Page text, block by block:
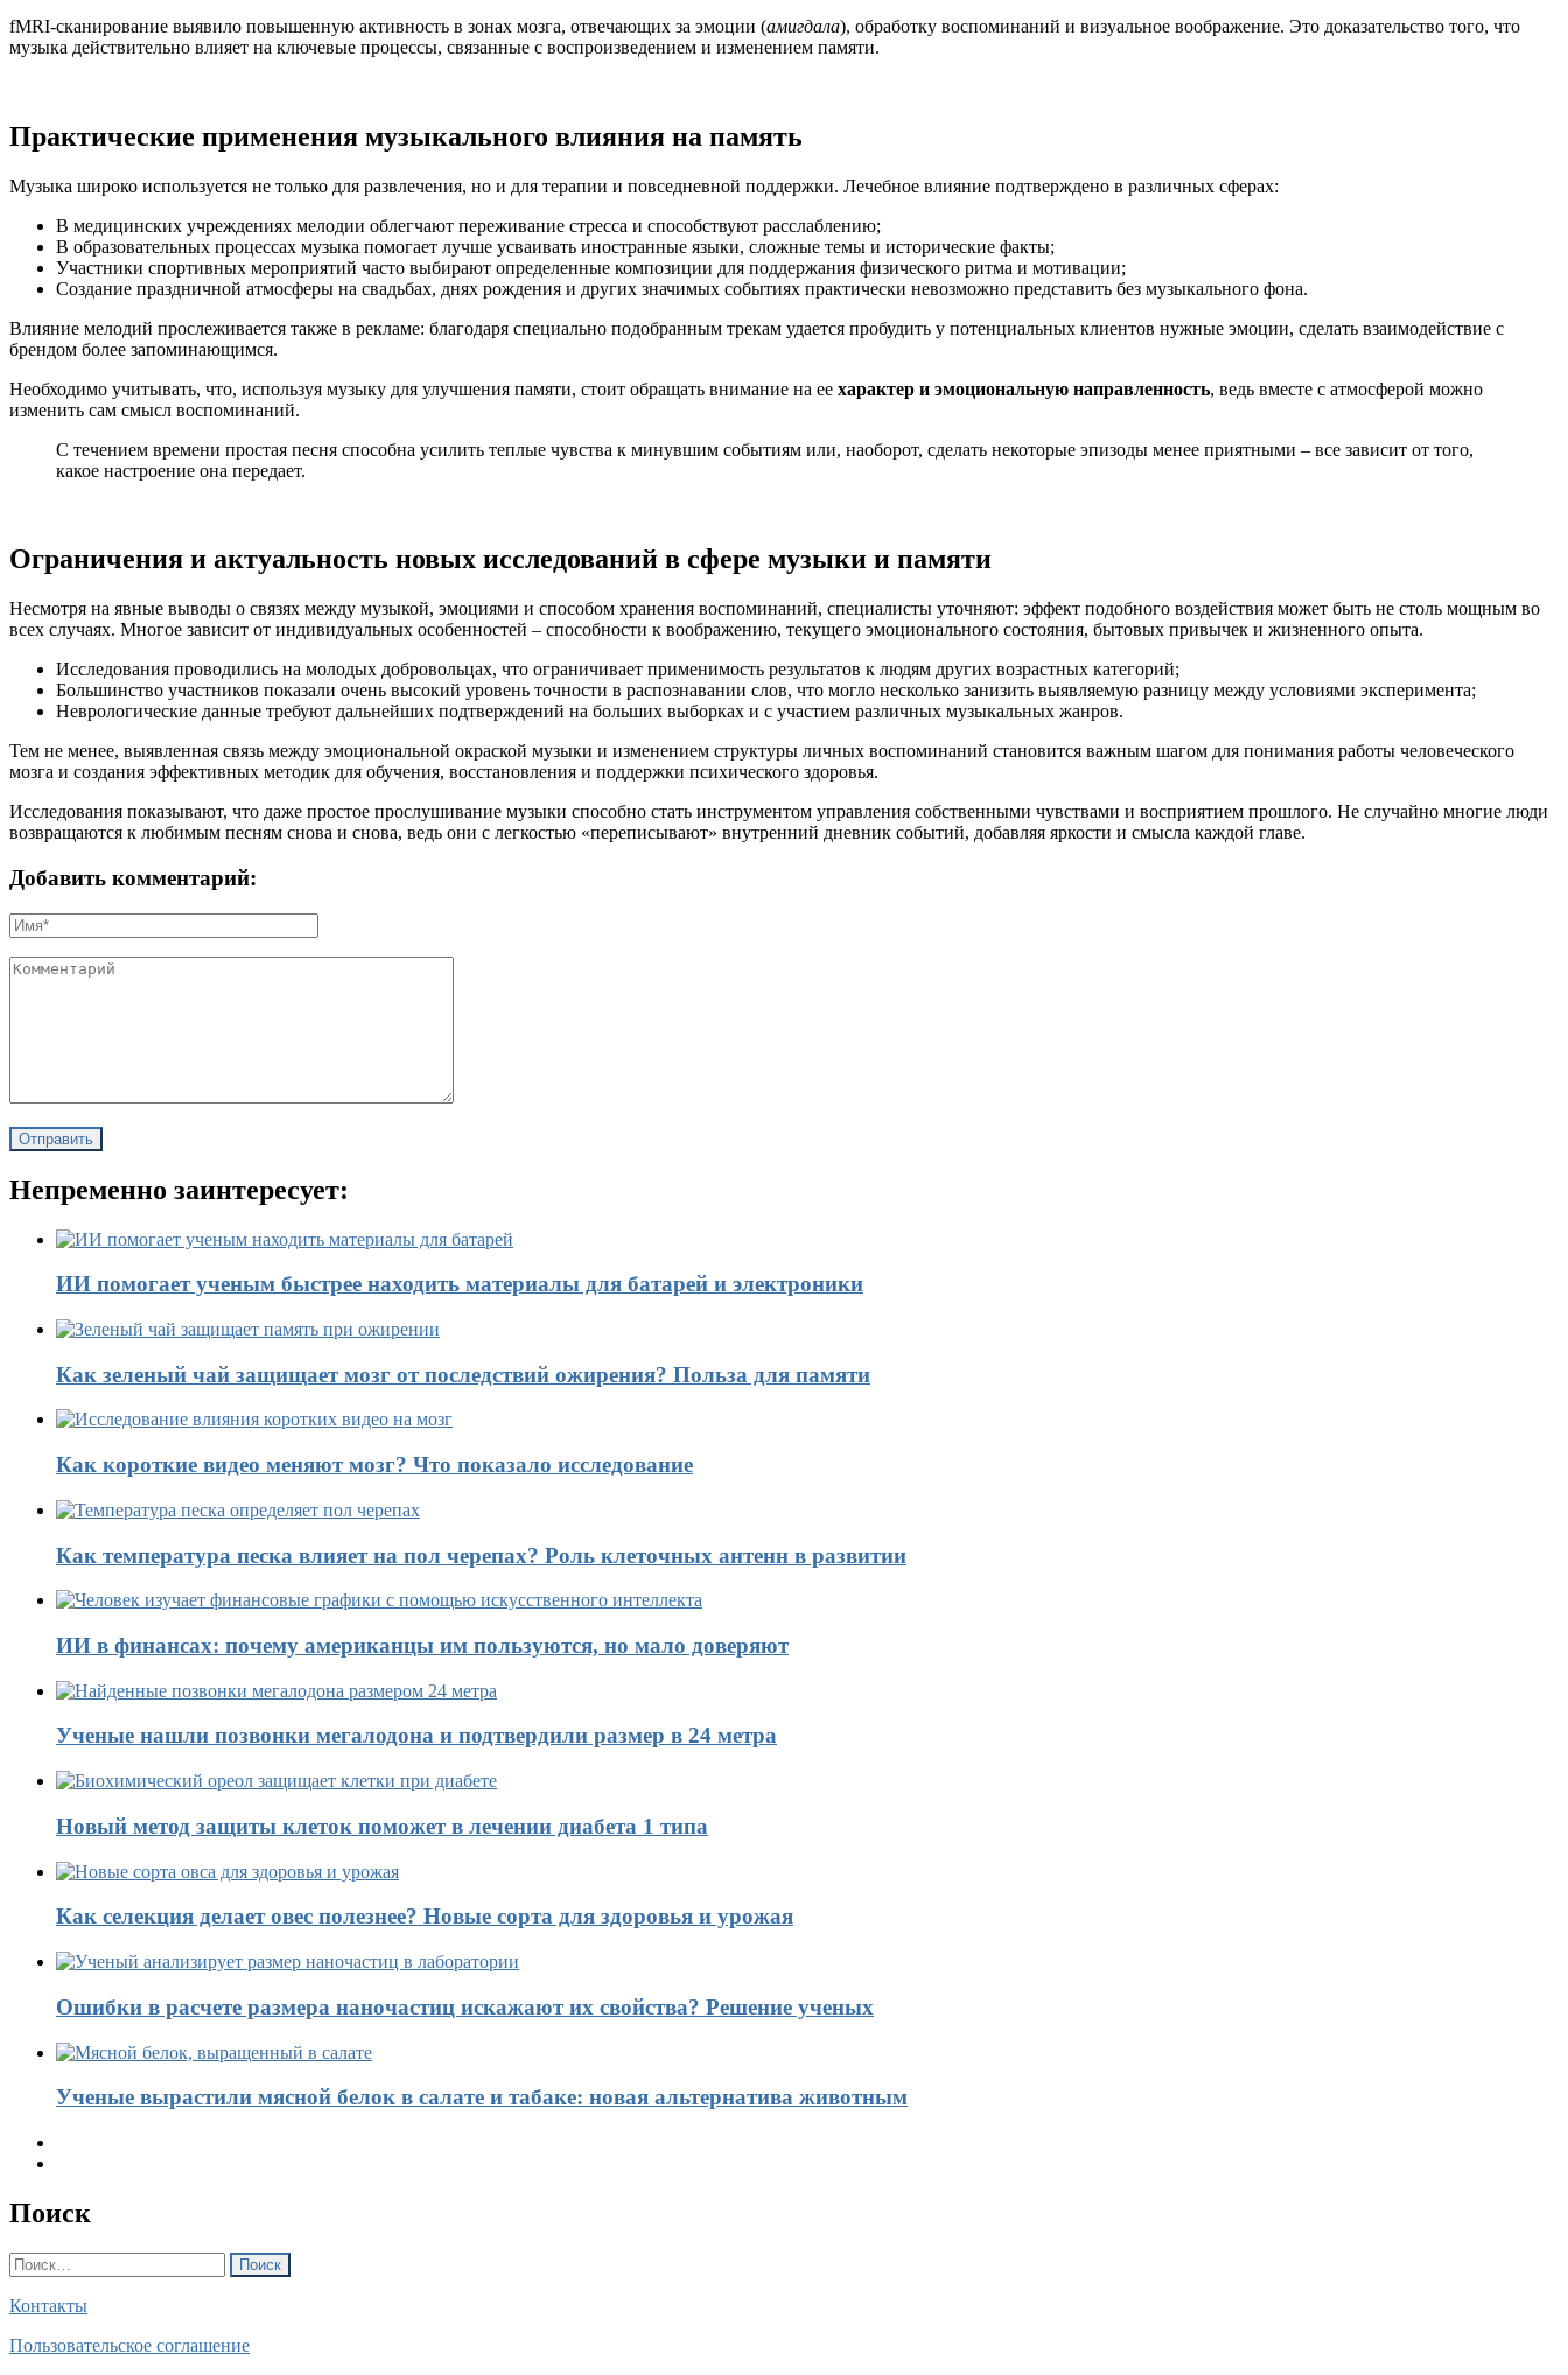
fMRI-сканирование выявило повышенную активность в зонах мозга, отвечающих за эмоции (амигдала), обработку воспоминаний и визуальное воображение. Это доказательство того, что
музыка действительно влияет на ключевые процессы, связанные с воспроизведением и изменением памяти.
Практические применения музыкального влияния на память
Музыка широко используется не только для развлечения, но и для терапии и повседневной поддержки. Лечебное влияние подтверждено в различных сферах:
В медицинских учреждениях мелодии облегчают переживание стресса и способствуют расслаблению;
В образовательных процессах музыка помогает лучше усваивать иностранные языки, сложные темы и исторические факты;
Участники спортивных мероприятий часто выбирают определенные композиции для поддержания физического ритма и мотивации;
Создание праздничной атмосферы на свадьбах, днях рождения и других значимых событиях практически невозможно представить без музыкального фона.
Влияние мелодий прослеживается также в рекламе: благодаря специально подобранным трекам удается пробудить у потенциальных клиентов нужные эмоции, сделать взаимодействие с
брендом более запоминающимся.
Необходимо учитывать, что, используя музыку для улучшения памяти, стоит обращать внимание на ее характер и эмоциональную направленность, ведь вместе с атмосферой можно
изменить сам смысл воспоминаний.
С течением времени простая песня способна усилить теплые чувства к минувшим событиям или, наоборот, сделать некоторые эпизоды менее приятными – все зависит от того,
какое настроение она передает.
Ограничения и актуальность новых исследований в сфере музыки и памяти
Несмотря на явные выводы о связях между музыкой, эмоциями и способом хранения воспоминаний, специалисты уточняют: эффект подобного воздействия может быть не столь мощным во
всех случаях. Многое зависит от индивидуальных особенностей – способности к воображению, текущего эмоционального состояния, бытовых привычек и жизненного опыта.
Исследования проводились на молодых добровольцах, что ограничивает применимость результатов к людям других возрастных категорий;
Большинство участников показали очень высокий уровень точности в распознавании слов, что могло несколько занизить выявляемую разницу между условиями эксперимента;
Неврологические данные требуют дальнейших подтверждений на больших выборках и с участием различных музыкальных жанров.
Тем не менее, выявленная связь между эмоциональной окраской музыки и изменением структуры личных воспоминаний становится важным шагом для понимания работы человеческого
мозга и создания эффективных методик для обучения, восстановления и поддержки психического здоровья.
Исследования показывают, что даже простое прослушивание музыки способно стать инструментом управления собственными чувствами и восприятием прошлого. Не случайно многие люди
возвращаются к любимым песням снова и снова, ведь они с легкостью «переписывают» внутренний дневник событий, добавляя яркости и смысла каждой главе.
Добавить комментарий:
Непременно заинтересует:
ИИ помогает ученым быстрее находить материалы для батарей и электроники
Как зеленый чай защищает мозг от последствий ожирения? Польза для памяти
Как короткие видео меняют мозг? Что показало исследование
Как температура песка влияет на пол черепах? Роль клеточных антенн в развитии
ИИ в финансах: почему американцы им пользуются, но мало доверяют
Ученые нашли позвонки мегалодона и подтвердили размер в 24 метра
Новый метод защиты клеток поможет в лечении диабета 1 типа
Как селекция делает овес полезнее? Новые сорта для здоровья и урожая
Ошибки в расчете размера наночастиц искажают их свойства? Решение ученых
Ученые вырастили мясной белок в салате и табаке: новая альтернатива животным
Поиск
Найти:
Контакты
Пользовательское соглашение